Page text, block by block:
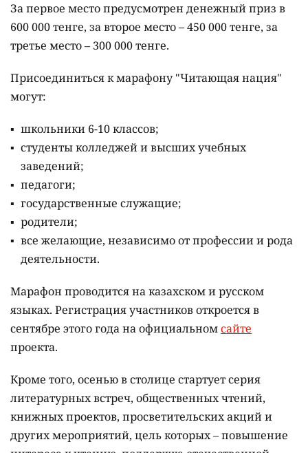
За первое место предусмотрен денежный приз в
600 000 тенге, за второе место – 450 000 тенге, за
третье место – 300 000 тенге.
Присоединиться к марафону "Читающая нация"
могут:
школьники 6-10 классов;
студенты колледжей и высших учебных
заведений;
педагоги;
государственные служащие;
родители;
все желающие, независимо от профессии и рода
деятельности.
Марафон проводится на казахском и русском
языках. Регистрация участников откроется в
сентябре этого года на официальномсайте
проекта.
Кроме того, осенью в столице стартует серия
литературных встреч, общественных чтений,
книжных проектов, просветительских акций и
других мероприятий, цель которых –повышение